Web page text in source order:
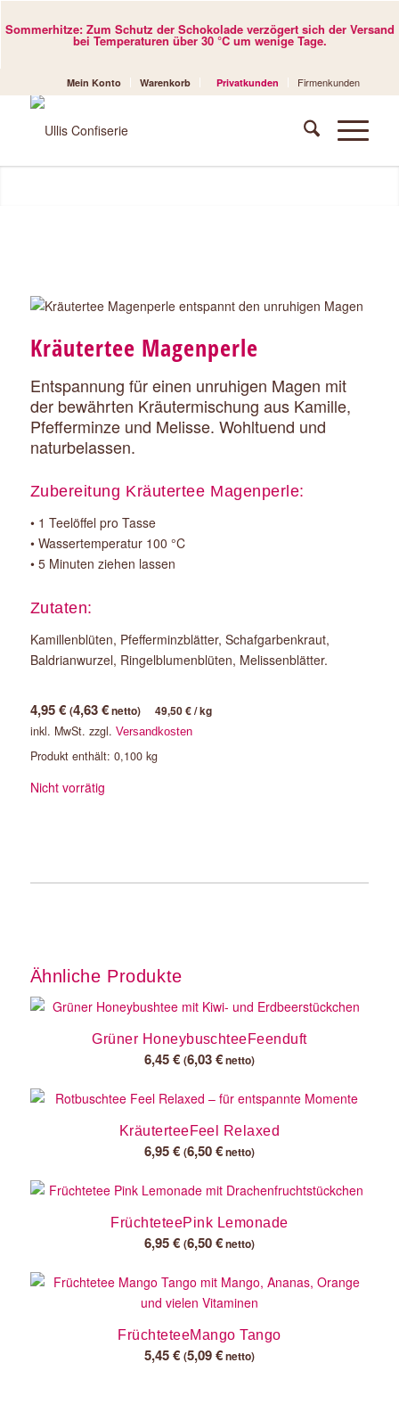
Sommerhitze: Zum Schutz der Schokolade verzögert sich der Versand
bei Temperaturen über 30 °C um wenige Tage.
Mein Konto Warenkorb Privatkunden Firmenkunden
Kräutertee Magenperle
Entspannung für einen unruhigen Magen mit
der bewährten Kräutermischung aus Kamille,
Pfefferminze und Melisse. Wohltuend und
naturbelassen.
Zubereitung Kräutertee Magenperle:
• 1 Teelöffel pro Tasse
• Wassertemperatur 100 °C
• 5 Minuten ziehen lassen
Zutaten:
Kamillenblüten, Pfefferminzblätter, Schafgarbenkraut,
Baldrianwurzel, Ringelblumenblüten, Melissenblätter.
4,95€ (4,63€netto) 49,50€/kg
inkl. MwSt. zzgl. Versandkosten
Produkt enthält: 0,100 kg
Nicht vorrätig
Ähnliche Produkte
Grüner HoneybuschteeFeenduft
6,45€ (6,03€netto)
KräuterteeFeel Relaxed
6,95€ (6,50€netto)
FrüchteteePink Lemonade
6,95€ (6,50€netto)
FrüchteteeMango Tango
5,45€ (5,09€netto)